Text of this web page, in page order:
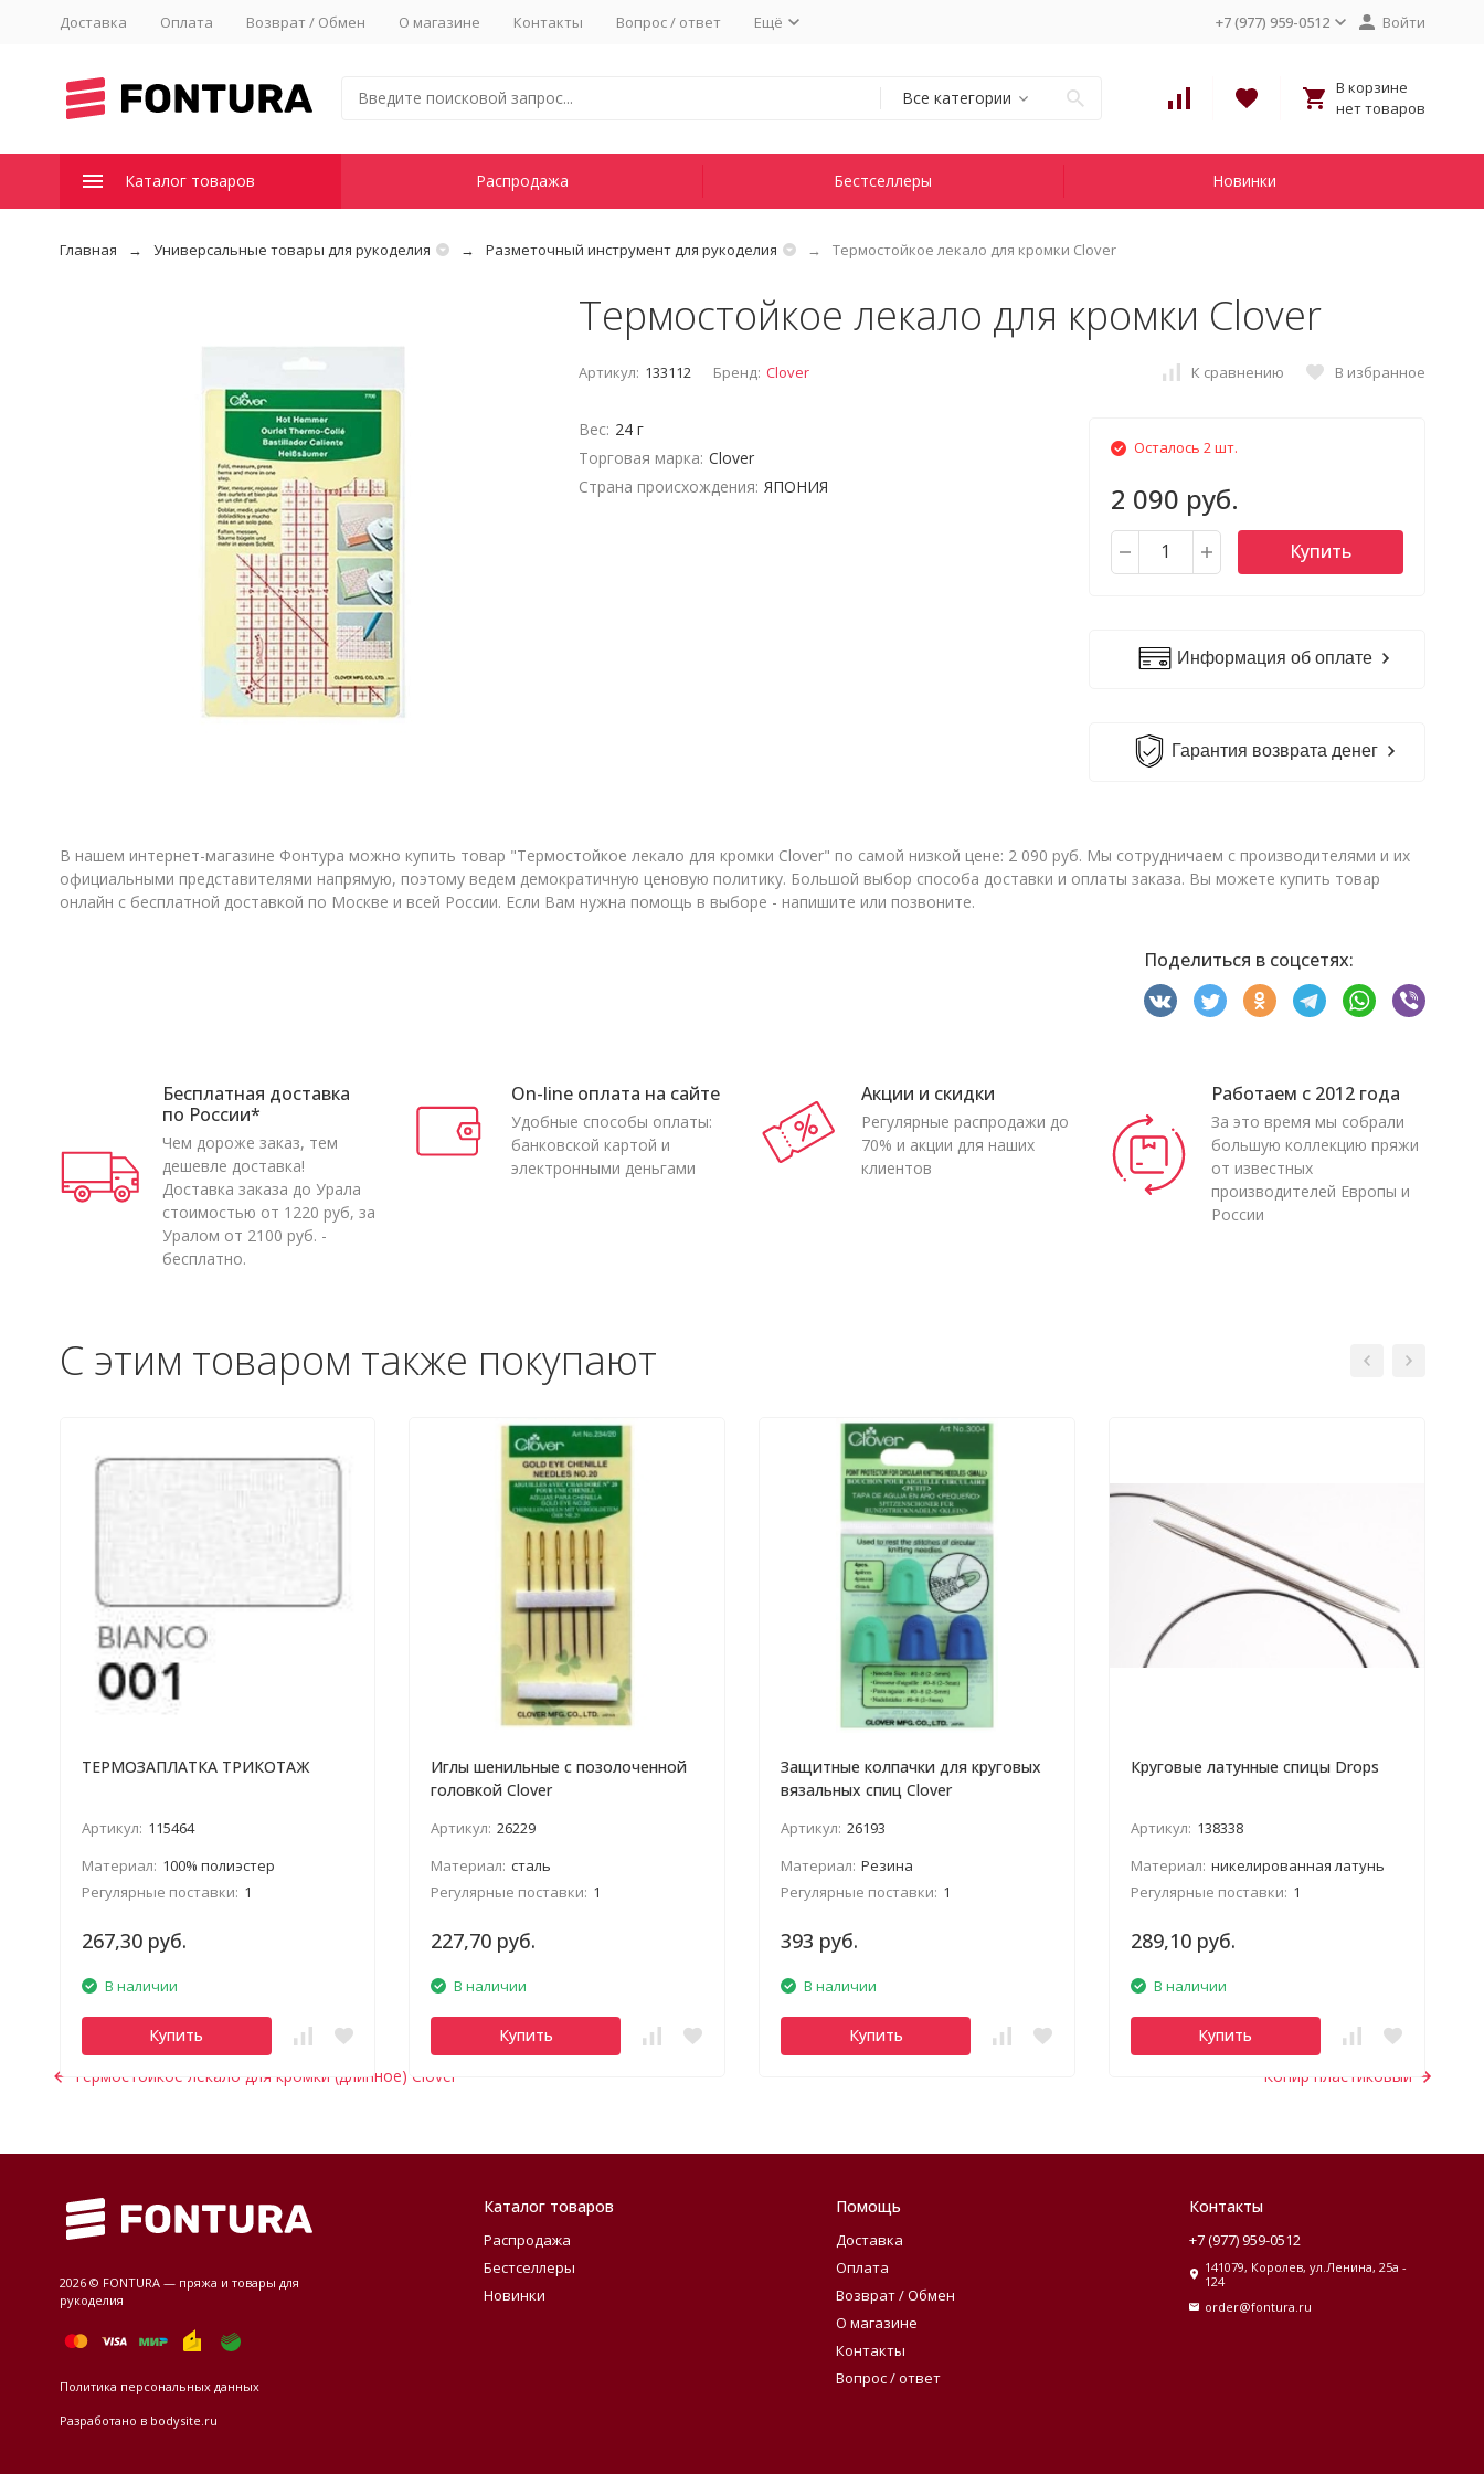
Доставка Оплата Возврат / Обмен О магазине Контакты Вопрос / ответ Ещё +7 (977) 959-0512 Войти
Все категории
В корзине
нет товаров
Каталог товаров Распродажа Бестселлеры Новинки
Главная Универсальные товары для рукоделия Разметочный инструмент для рукоделия Термостойкое лекало для кромки Clover
Термостойкое лекало для кромки Clover
Артикул: 133112 Бренд: Clover К сравнению В избранное
Вес: 24 г
Торговая марка: Clover
Страна происхождения: ЯПОНИЯ
Осталось 2 шт.
2 090 руб.
Купить
Информация об оплате
Гарантия возврата денег
В нашем интернет-магазине Фонтура можно купить товар "Термостойкое лекало для кромки Clover" по самой низкой цене: 2 090 руб. Мы сотрудничаем с производителями и их
официальными представителями напрямую, поэтому ведем демократичную ценовую политику. Большой выбор способа доставки и оплаты заказа. Вы можете купить товар
онлайн с бесплатной доставкой по Москве и всей России. Если Вам нужна помощь в выборе - напишите или позвоните.
Поделиться в соцсетях:
Бесплатная доставка
по России*
Чем дороже заказ, тем
дешевле доставка!
Доставка заказа до Урала
стоимостью от 1220 руб, за
Уралом от 2100 руб. -
бесплатно.
On-line оплата на сайте
Удобные способы оплаты:
банковской картой и
электронными деньгами
Акции и скидки
Регулярные распродажи до
70% и акции для наших
клиентов
Работаем с 2012 года
За это время мы собрали
большую коллекцию пряжи
от известных
производителей Европы и
России
С этим товаром также покупают
ТЕРМОЗАПЛАТКА ТРИКОТАЖ
Артикул: 115464
Материал: 100% полиэстер
Регулярные поставки: 1
267,30 руб.
В наличии
Купить
Иглы шенильные с позолоченной
головкой Clover
Артикул: 26229
Материал: сталь
Регулярные поставки: 1
227,70 руб.
В наличии
Купить
Защитные колпачки для круговых
вязальных спиц Clover
Артикул: 26193
Материал: Резина
Регулярные поставки: 1
393 руб.
В наличии
Купить
Круговые латунные спицы Drops
Артикул: 138338
Материал: никелированная латунь
Регулярные поставки: 1
289,10 руб.
В наличии
Купить
Термостойкое лекало для кромки (длинное) Clover Копир пластиковый
2026 © FONTURA — пряжа и товары для
рукоделия
Политика персональных данных
Разработано в bodysite.ru
Каталог товаров
Распродажа
Бестселлеры
Новинки
Помощь
Доставка
Оплата
Возврат / Обмен
О магазине
Контакты
Вопрос / ответ
Контакты
+7 (977) 959-0512
141079, Королев, ул.Ленина, 25а -
124
order@fontura.ru